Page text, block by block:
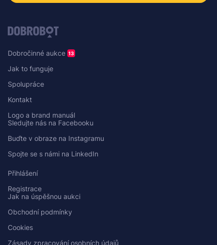
Dobročinné aukce 13
Jak to funguje
Spolupráce
Kontakt
Logo a brand manuál
Sledujte nás na Facebooku
Buďte v obraze na Instagramu
Spojte se s námi na LinkedIn
Přihlášení
Registrace
Jak na úspěšnou aukci
Obchodní podmínky
Cookies
Zásady zpracování osobních údajů